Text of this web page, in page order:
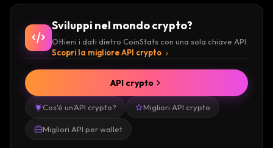
Sviluppi nel mondo crypto?
Ottieni i dati dietro CoinStats con una sola chiave API.
Scopri la migliore API crypto
Cos'è un'API crypto? Migliori API crypto
Migliori API per wallet
API crypto